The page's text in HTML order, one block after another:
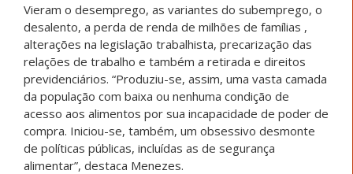
Vieram o desemprego, as variantes do subemprego, o
desalento, a perda de renda de milhões de famílias ,
alterações na legislação trabalhista, precarização das
relações de trabalho e também a retirada e direitos
previdenciários. “Produziu-se, assim, uma vasta camada
da população com baixa ou nenhuma condição de
acesso aos alimentos por sua incapacidade de poder de
compra. Iniciou-se, também, um obsessivo desmonte
de políticas públicas, incluídas as de segurança
alimentar”, destaca Menezes.